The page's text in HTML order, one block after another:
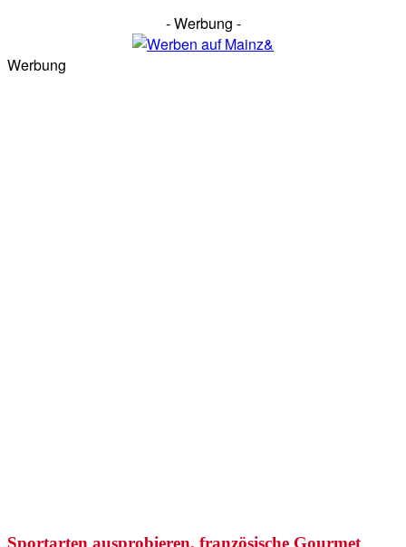
- Werbung -
Werbung
Sportarten ausprobieren, französische Gourmet